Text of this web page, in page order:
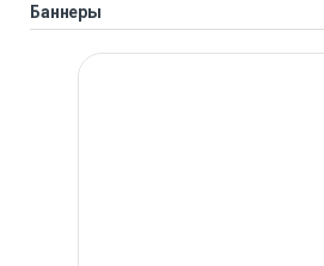
Баннеры